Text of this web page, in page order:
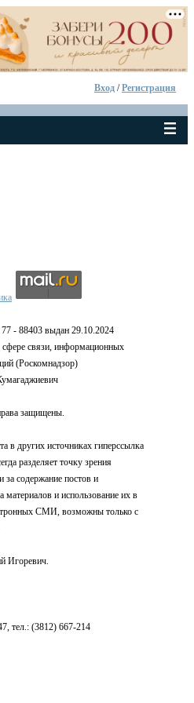
Вход /Регистрация
- 88403 выдан 29.10.2024
связи, информационных
(Роскомнадзор)
защищены.
в других источниках гиперссылка
разделяет точку зрения
за содержание постов и
материалов и использование их в
СМИ, возможны только с
Игоревич.
тел.: (3812) 667-214